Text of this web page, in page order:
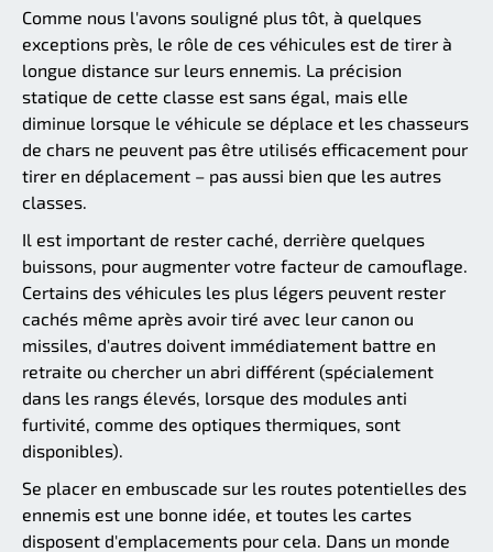
Comme nous l'avons souligné plus tôt, à quelques
exceptions près, le rôle de ces véhicules est de tirer à
longue distance sur leurs ennemis. La précision
statique de cette classe est sans égal, mais elle
diminue lorsque le véhicule se déplace et les chasseurs
de chars ne peuvent pas être utilisés efficacement pour
tirer en déplacement – pas aussi bien que les autres
classes.
Il est important de rester caché, derrière quelques
buissons, pour augmenter votre facteur de camouflage.
Certains des véhicules les plus légers peuvent rester
cachés même après avoir tiré avec leur canon ou
missiles, d'autres doivent immédiatement battre en
retraite ou chercher un abri différent (spécialement
dans les rangs élevés, lorsque des modules anti
furtivité, comme des optiques thermiques, sont
disponibles).
Se placer en embuscade sur les routes potentielles des
ennemis est une bonne idée, et toutes les cartes
disposent d'emplacements pour cela. Dans un monde